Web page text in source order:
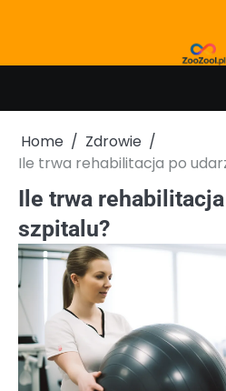
Home
Zdrowie
Ile trwa rehabilitacja po
Ile trwa
szpitalu?